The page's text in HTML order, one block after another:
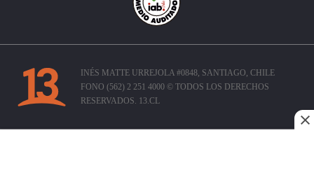
INÉS MATTE URREJOLA #0848, SANTIAGO, CHILE
FONO (562) 2 251 4000 © TODOS LOS DERECHOS
RESERVADOS. 13.CL